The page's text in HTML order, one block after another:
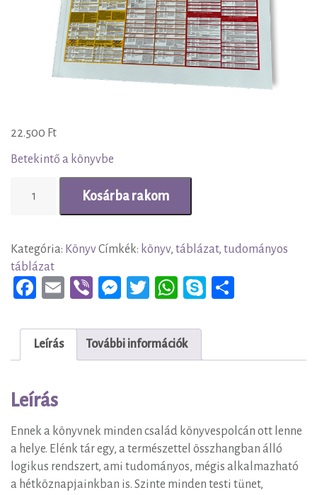
22.500 Ft
Betekintő a könyvbe
Gyógytudomány
mennyiség
Kosárba rakom
Kategória: KönyvCímkék: könyv, táblázat, tudományos
táblázat
Fa
bo
E
ail
Vi
r
M
se
n
T
tt
er
W
ts
A
Sk
m
Leírás További információk
Leírás
Ennek a könyvnek minden család könyvespolcán ott lenne
a helye. Elénk tár egy, a természettel összhangban álló
logikus rendszert, ami tudományos, mégis alkalmazható
a hétköznapjainkban is. Szinte minden testi tünet,